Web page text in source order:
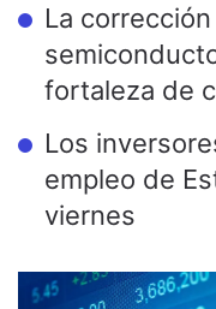
La
fortaleza de
Los
empleo de
viernes